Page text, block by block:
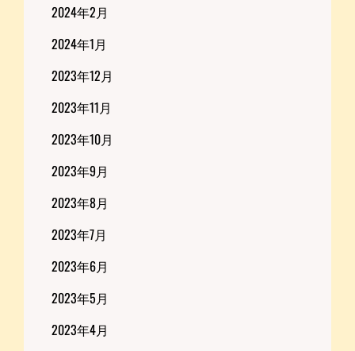
2024年2月
2024年1月
2023年12月
2023年11月
2023年10月
2023年9月
2023年8月
2023年7月
2023年6月
2023年5月
2023年4月